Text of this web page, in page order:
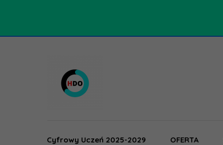
Cyfrowy Uczeń 2025-2029 OFERTA